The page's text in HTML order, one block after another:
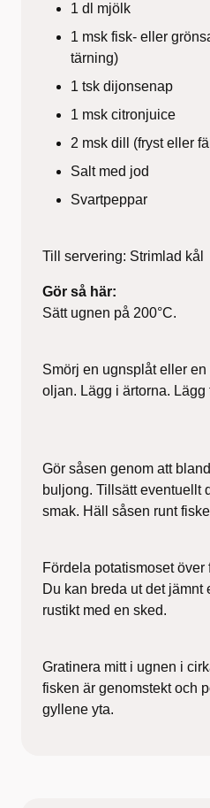
1 dl mjölk
1 msk fisk- eller
tärning)
1 tsk dijonsenap
1 msk citronjuice
2 msk dill (fryst eller
Salt med jod
Svartpeppar
Till servering: Strimlad kål
Gör så här:
Sätt ugnen på 200°C.
Smörj en ugnsplåt eller en
oljan. Lägg i ärtorna.
Gör såsen genom att
buljong. Tillsätt eventuellt
smak. Häll såsen runt
Fördela potatismoset över
Du kan breda ut det jämnt
rustikt med en sked.
Gratinera mitt i ugnen i
fisken är genomstekt och
gyllene yta.